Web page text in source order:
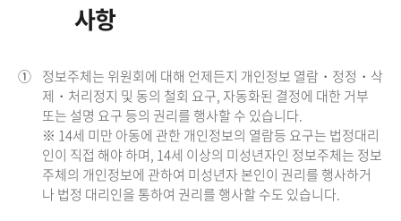
사항
① 정보주체는 위원회에 대해 언제든지 개인정보 열람・정정・삭
제・처리정지 및 동의 철회 요구, 자동화된 결정에 대한 거부
또는 설명 요구 등의 권리를 행사할 수 있습니다.
※ 14세 미만 아동에 관한 개인정보의 열람등 요구는 법정대리
인이 직접 해야 하며, 14세 이상의 미성년자인 정보주체는 정보
주체의 개인정보에 관하여 미성년자 본인이 권리를 행사하거
나 법정 대리인을 통하여 권리를 행사할 수도 있습니다.